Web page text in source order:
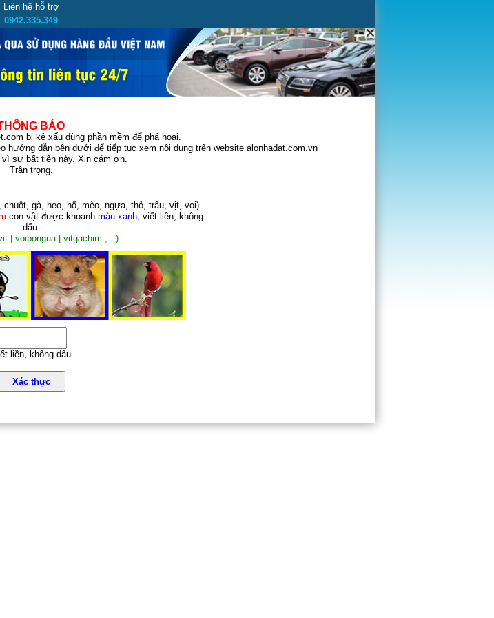
Liên hệ hỗ trợ
0942.335.349
BÁO
bị kẻ xấu dùng phần mềm để phá hoại.
hướng dẫn bên dưới để tiếp tục xem nội dung trên website alonhadat.com.vn
vì sự bất tiện này. Xin cám ơn.
Trân trọng.
chuột, gà, heo, hổ, mèo, ngựa, thỏ, trâu, vịt, voi)
con vật được khoanh màu xanh, viết liền, không
dấu.
| voibongua | vitgachim ,...)
liền, không dấu
Xác thực